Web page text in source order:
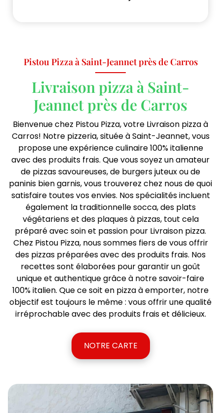
Pistou Pizza à Saint-Jeannet près de Carros
Livraison pizza à Saint-
Jeannet près de Carros
Bienvenue chez Pistou Pizza, votre Livraison pizza à
Carros! Notre pizzeria, située à Saint-Jeannet, vous
propose une expérience culinaire 100% italienne
avec des produits frais. Que vous soyez un amateur
de pizzas savoureuses, de burgers juteux ou de
paninis bien garnis, vous trouverez chez nous de quoi
satisfaire toutes vos envies. Nos spécialités incluent
également la traditionnelle socca, des plats
végétariens et des plaques à pizzas, tout cela
préparé avec soin et passion pour Livraison pizza.
Chez Pistou Pizza, nous sommes fiers de vous offrir
des pizzas préparées avec des produits frais. Nos
recettes sont élaborées pour garantir un goût
unique et authentique grâce à notre savoir-faire
100% italien. Que ce soit en pizza à emporter, notre
objectif est toujours le même : vous offrir une qualité
irréprochable avec des produits frais et délicieux.
NOTRE CARTE